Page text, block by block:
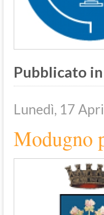
Pubblicato in
Lunedì, 17
Modugno